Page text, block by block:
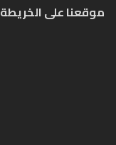
موقعنا على الخريطة